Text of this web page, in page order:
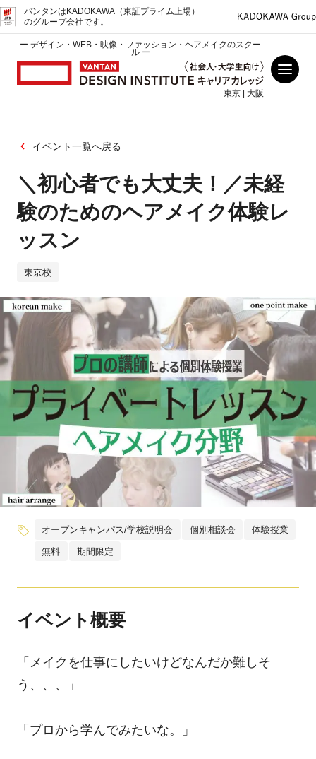
バンタンはKADOKAWA（東証プライム上場）
のグループ会社です。
ー デザイン・WEB・映像・ファッション・ヘアメイクのスクー
ル ー
東京 | 大阪
イベント一覧へ戻る
＼初心者でも大丈夫！／未経
験のためのヘアメイク体験レ
ッスン
東京校
オープンキャンパス/学校説明会 個別相談会 体験授業
無料 期間限定
イベント概要
「メイクを仕事にしたいけどなんだか難しそ
う、、、」
「プロから学んでみたいな。」